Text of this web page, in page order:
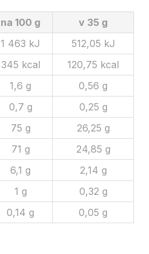
na 100 g
v 35 g
1 463 kJ
512,05 kJ
345 kcal
120,75 kcal
1,6 g
0,56 g
0,7 g
0,25 g
75 g
26,25 g
71 g
24,85 g
6,1 g
2,14 g
1 g
0,32 g
0,14 g 0,05 g